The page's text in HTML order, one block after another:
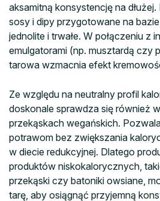
aksamitną konsystencję na
sosy i dipy przygotowane na
jednolite i trwałe. W połączeniu z
emulgatorami (np. musztardą czy
tarowa wzmacnia efekt
Ze względu na neutralny profil
doskonale sprawdza się również
przekąskach wegańskich.
potrawom bez zwiększania
w diecie redukcyjnej. Dlatego
produktów niskokalorycznych,
przekąski czy batoniki owsiane,
tarę, aby osiągnąć przyjemną